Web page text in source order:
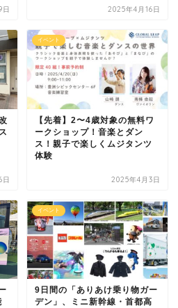
日 2025年4月16日
日
イベント
【先着】2〜4歳対象の無料ワ
ークショップ！音楽とダン
ス！親子で楽しくムジタンツ
体験
2025年4月3日
イベント
9日間の「ありあけ乗り物ガー
デン」、ミニ新幹線・首都高